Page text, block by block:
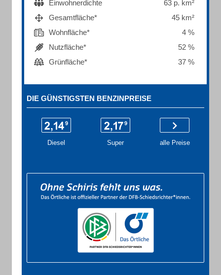
Einwohnerdichte
63 p. km²
Gesamtfläche*
45 km²
Wohnfläche*
4 %
Nutzfläche*
52 %
Grünfläche*
37 %
DIE GÜNSTIGSTEN BENZINPREISE
Diesel Super alle Preise